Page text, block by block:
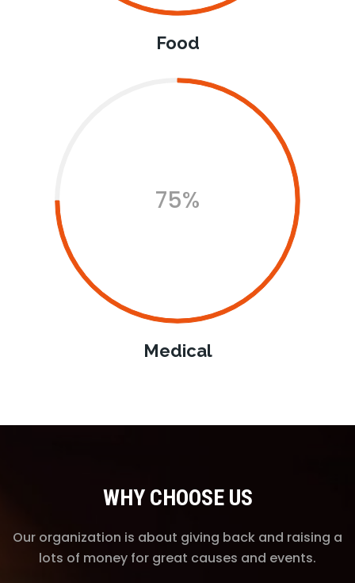
Food
75%
Medical
WHY CHOOSE US
Our organization is about giving back and raising a
lots of money for great causes and events.